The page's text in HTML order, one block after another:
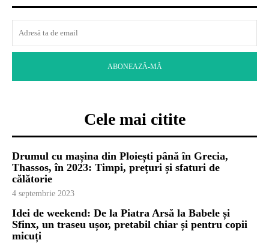
Paltinu văzut de pe vârf
ABONEAZĂ-MĂ
Cele mai citite
Drumul cu mașina din Ploiești până în Grecia,
Thassos, în 2023: Timpi, prețuri și sfaturi de
călătorie
4 septembrie 2023
Idei de weekend: De la Piatra Arsă la Babele și
Sfinx, un traseu ușor, pretabil chiar și pentru copii
micuți